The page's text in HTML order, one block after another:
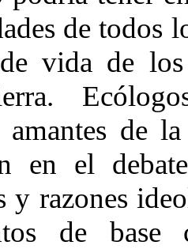
de todos
vida de los
amantes de
en el
y razones
de base